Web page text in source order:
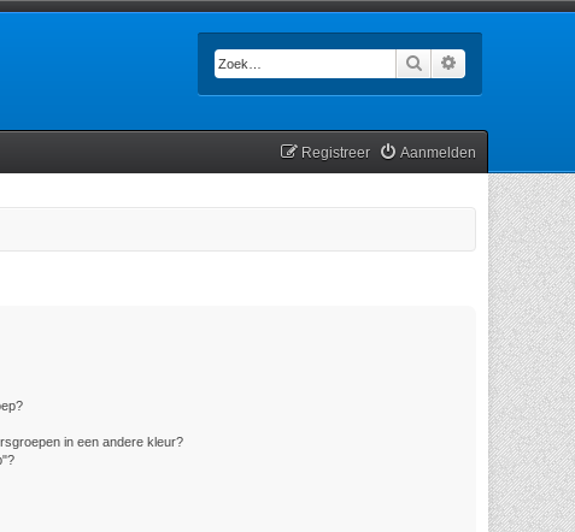
Zoek
Aanmelden
Registreer
in een andere kleur?